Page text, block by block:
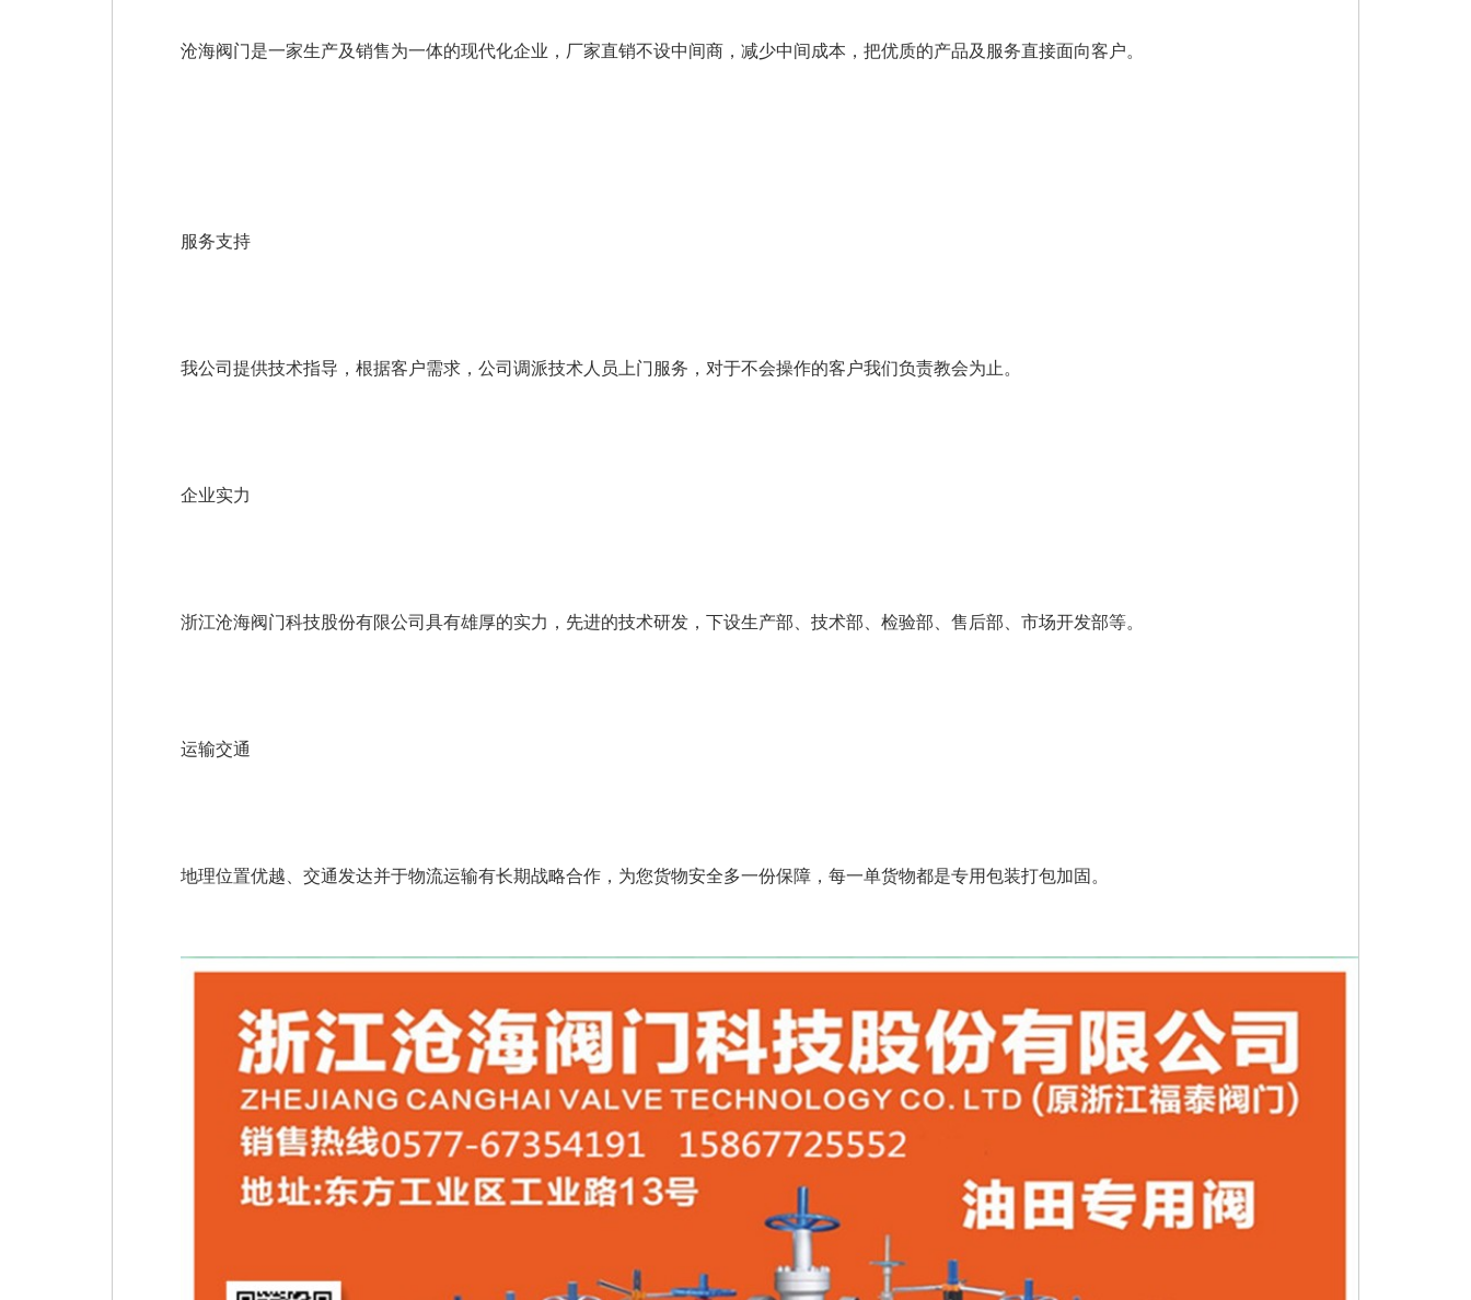
沧海阀门是一家生产及销售为一体的现代化企业，厂家直销不设中间商，减少中间成本，把优质的产品及服务直接面向客户。
服务支持
我公司提供技术指导，根据客户需求，公司调派技术人员上门服务，对于不会操作的客户我们负责教会为止。
企业实力
浙江沧海阀门科技股份有限公司具有雄厚的实力，先进的技术研发，下设生产部、技术部、检验部、售后部、市场开发部等。
运输交通
地理位置优越、交通发达并于物流运输有长期战略合作，为您货物安全多一份保障，每一单货物都是专用包装打包加固。